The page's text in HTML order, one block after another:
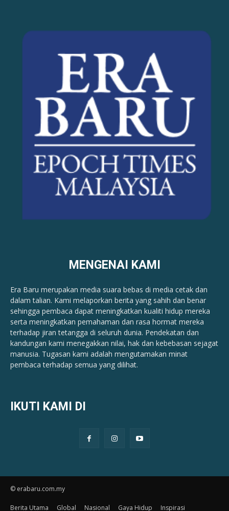
MENGENAI KAMI
Era Baru merupakan media suara bebas di media cetak dan
dalam talian. Kami melaporkan berita yang sahih dan benar ​​
sehingga pembaca dapat meningkatkan kualiti hidup mereka
serta meningkatkan pemahaman dan rasa hormat mereka
terhadap jiran tetangga di seluruh dunia. Pendekatan dan
kandungan kami menegakkan nilai, hak dan kebebasan sejagat
manusia. Tugasan kami adalah mengutamakan minat
pembaca terhadap semua yang dilihat.
IKUTI KAMI DI
© erabaru.com.my
Berita Utama Global Nasional Gaya Hidup Inspirasi